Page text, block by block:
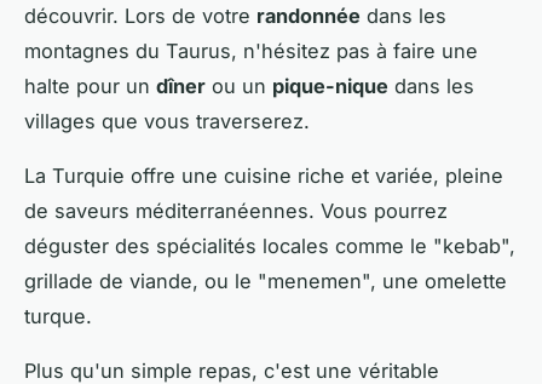
découvrir. Lors de votre randonnée dans les
montagnes du Taurus, n'hésitez pas à faire une
halte pour un dîner ou un pique-nique dans les
villages que vous traverserez.
La Turquie offre une cuisine riche et variée, pleine
de saveurs méditerranéennes. Vous pourrez
déguster des spécialités locales comme le "kebab",
grillade de viande, ou le "menemen", une omelette
turque.
Plus qu'un simple repas, c'est une véritable